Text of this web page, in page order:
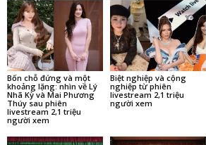
Bốn chỗ đứng và một
khoảng lặng: nhìn về Lý
Nhã Kỳ và Mai Phương
Thúy sau phiên
livestream 2,1 triệu
người xem
Biệt nghiệp và cộng
nghiệp từ phiên
livestream 2,1 triệu
người xem